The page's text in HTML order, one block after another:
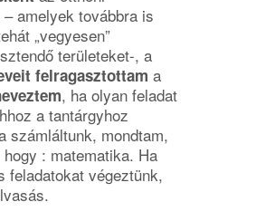
– amelyek továbbra is
„vegyesen”
területeket-, a
felragasztottam a
, ha olyan feladat
a tantárgyhoz
számláltunk, mondtam,
: matematika. Ha
feladatokat végeztünk,